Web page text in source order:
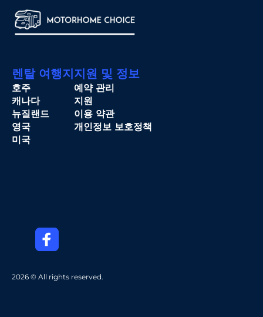
2026 © All rights reserved.
렌탈 여행지
호주
캐나다
뉴질랜드
영국
미국
지원 및 정보
예약 관리
지원
이용 약관
개인정보 보호정책